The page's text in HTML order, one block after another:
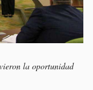
la oportunidad